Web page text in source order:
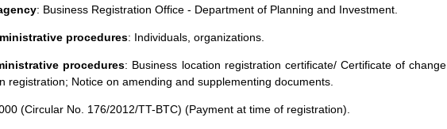
: Business Registration Office - Department of Planning and Investment.
procedures: Individuals, organizations.
procedures: Business location registration certificate/ Certificate of change
registration; Notice on amending and supplementing documents.
(Circular No. 176/2012/TT-BTC) (Payment at time of registration).